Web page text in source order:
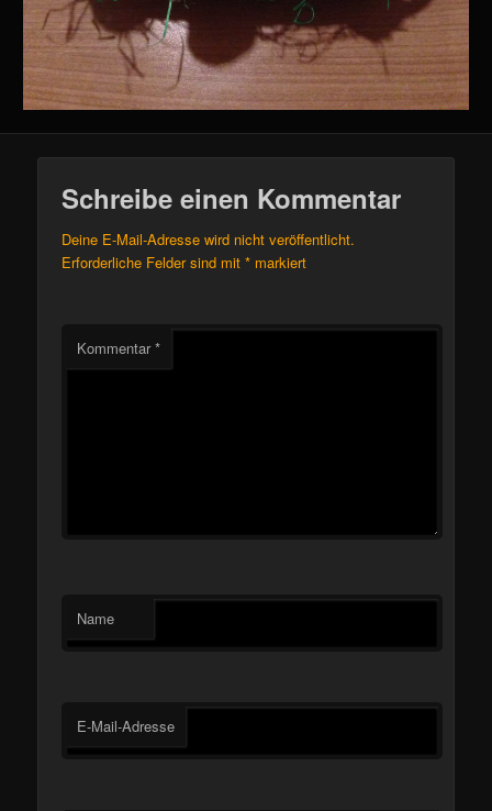
Schreibe einen Kommentar
Deine E-Mail-Adresse wird nicht veröffentlicht.
Erforderliche Felder sind mit* markiert
Kommentar*
Name
E-Mail-Adresse